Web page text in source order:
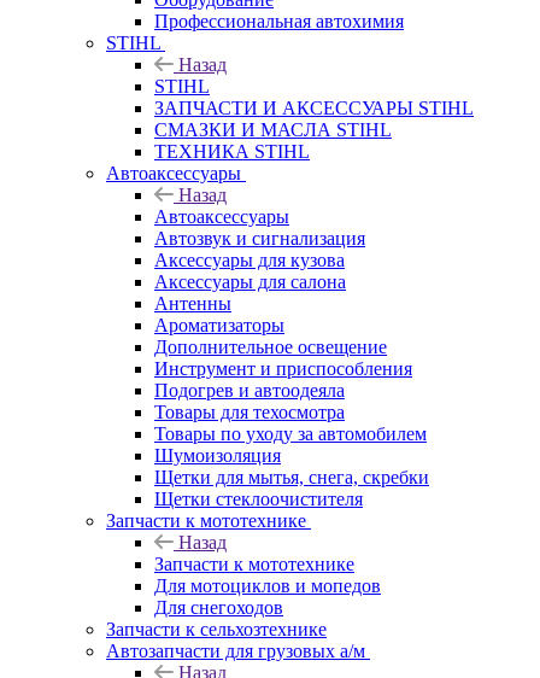
Профессиональная автохимия
STIHL
Назад
STIHL
ЗАПЧАСТИ И АКСЕССУАРЫ STIHL
СМАЗКИ И МАСЛА STIHL
ТЕХНИКА STIHL
Автоаксессуары
Назад
Автоаксессуары
Автозвук и сигнализация
Аксессуары для кузова
Аксессуары для салона
Антенны
Ароматизаторы
Дополнительное освещение
Инструмент и приспособления
Подогрев и автоодеяла
Товары для техосмотра
Товары по уходу за автомобилем
Шумоизоляция
Щетки для мытья, снега, скребки
Щетки стеклоочистителя
Запчасти к мототехнике
Назад
Запчасти к мототехнике
Для мотоциклов и мопедов
Для снегоходов
Запчасти к сельхозтехнике
Автозапчасти для грузовых а/м
Назад